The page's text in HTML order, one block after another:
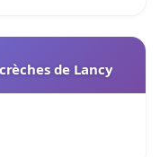
de Lancy